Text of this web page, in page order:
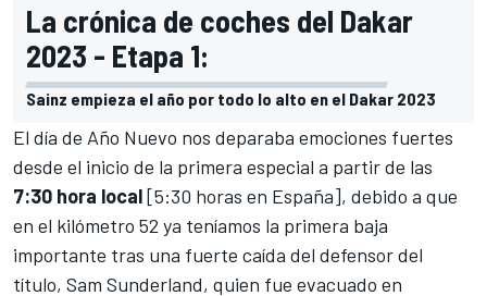
La crónica de coches del Dakar
2023 - Etapa 1:
Sainz empieza el año por todo lo alto en el Dakar 2023
El día de Año Nuevo nos deparaba emociones fuertes
desde el inicio de la primera especial a partir de las
7:30 hora local[5:30 horas en España], debido a que
en el kilómetro 52 ya teníamos la primera baja
importante tras una fuerte caída del defensor del
título, Sam Sunderland, quien fue evacuado en